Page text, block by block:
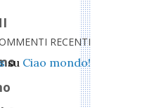
RECENTI
su Ciao mondo!